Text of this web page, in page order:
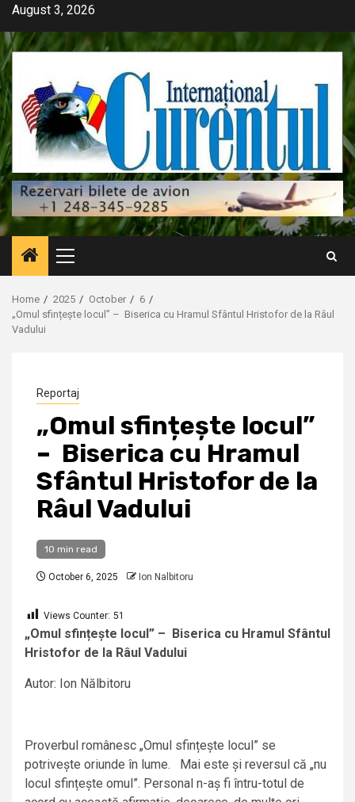
Skip
content
August 3, 2026
Primary
Menu
Home 2025 October
6
„Omul sfințește locul” – Biserica cu Hramul Sfântul Hristofor de la Râul
Vadului
Reportaj
„Omul sfințește locul”
– Biserica cu Hramul
Sfântul Hristofor de la
Râul Vadului
10 min read
October 6, 2025 Ion Nalbitoru
Views Counter: 51
„Omul sfințește locul” – Biserica cu Hramul Sfântul
Hristofor de la Râul Vadului
Autor: Ion Nălbitoru
Proverbul românesc „Omul sfințește locul” se
potrivește oriunde în lume. Mai este și reversul că „nu
locul sfințește omul”. Personal n-aș fi întru-totul de